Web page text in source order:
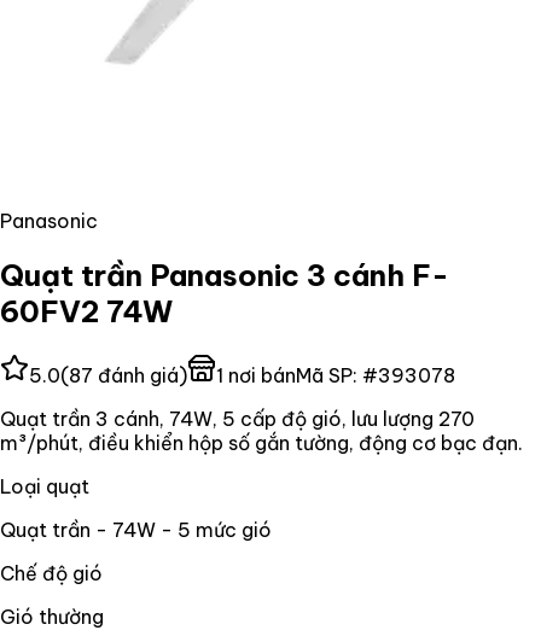
Panasonic
Quạt trần Panasonic 3 cánh F-
60FV2 74W
5.0(87 đánh giá) 1 nơi bánMã SP: #393078
Quạt trần 3 cánh, 74W, 5 cấp độ gió, lưu lượng 270
m³/phút, điều khiển hộp số gắn tường, động cơ bạc đạn.
Loại quạt
Quạt trần - 74W - 5 mức gió
Chế độ gió
Gió thường